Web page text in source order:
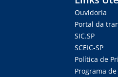
Ouvidoria
Portal da
SIC.SP
SCEIC-SP
Política de
Programa